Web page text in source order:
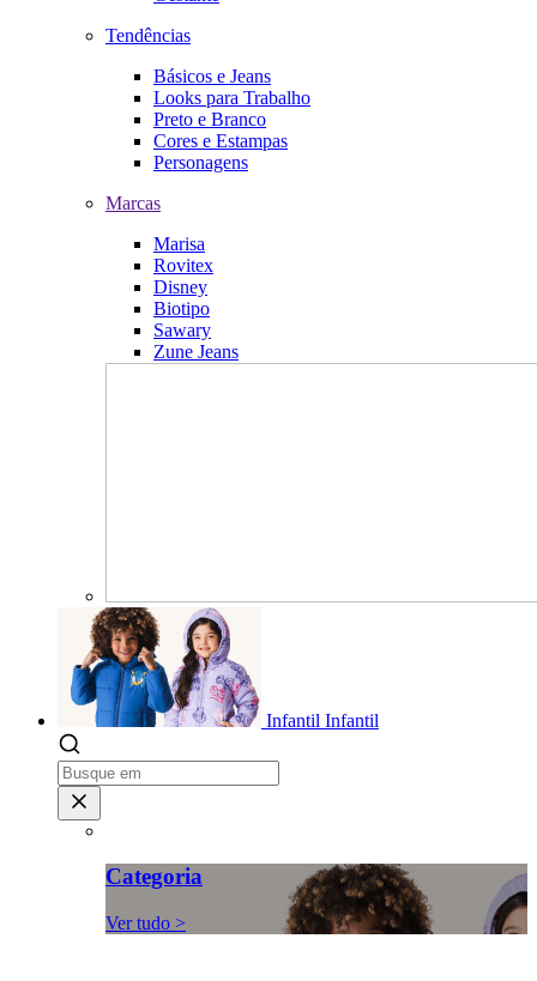
Tendências
Básicos e Jeans
Looks para Trabalho
Preto e Branco
Cores e Estampas
Personagens
Marcas
Marisa
Rovitex
Disney
Biotipo
Sawary
Zune Jeans
Infantil Infantil
Categoria
Ver tudo >